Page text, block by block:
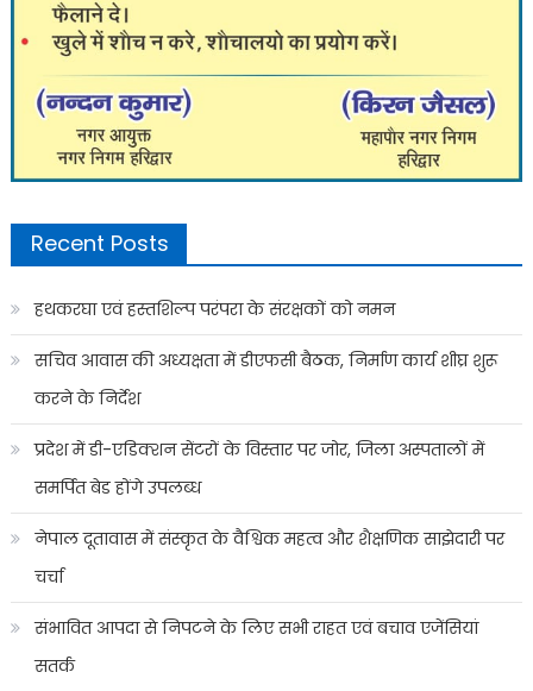
Recent Posts
हथकरघा एवं हस्तशिल्प परंपरा के संरक्षकों को नमन
सचिव आवास की अध्यक्षता में डीएफसी बैठक, निर्माण कार्य शीघ्र शुरू
करने के निर्देश
प्रदेश में डी-एडिक्शन सेंटरों के विस्तार पर जोर, जिला अस्पतालों में
समर्पित बेड होंगे उपलब्ध
नेपाल दूतावास में संस्कृत के वैश्विक महत्व और शैक्षणिक साझेदारी पर
चर्चा
संभावित आपदा से निपटने के लिए सभी राहत एवं बचाव एजेंसियां
सतर्क